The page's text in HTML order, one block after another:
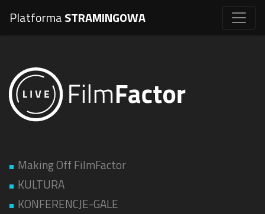
PlatformaSTRAMINGOWA
Making Off FilmFactor
KULTURA
KONFERENCJE-GALE